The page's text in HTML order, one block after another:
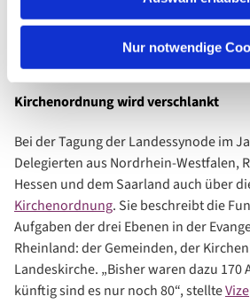
Nur notwendige
insbesondere für die Finanzierung der
landeskirchlichen Schulen. Von allen
Landeskirche ist das der Bildung mit
Kirchenordnung wird verschlankt
Bei der Tagung der Landessynode im
Delegierten aus Nordrhein-Westfalen,
Hessen und dem Saarland auch über
Kirchenordnung. Sie beschreibt die
Aufgaben der drei Ebenen in der
Rheinland: der Gemeinden, der
Landeskirche. „Bisher waren dazu
künftig sind es nur noch 80“, stellte